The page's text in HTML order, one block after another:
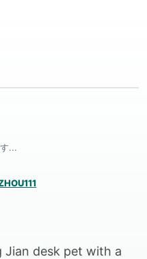
...
Jian desk pet with a